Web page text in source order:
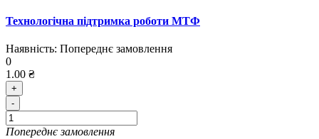
Технологічна підтримка роботи МТФ
Наявність: Попереднє замовлення
0
1.00 ₴
+
-
Попереднє замовлення